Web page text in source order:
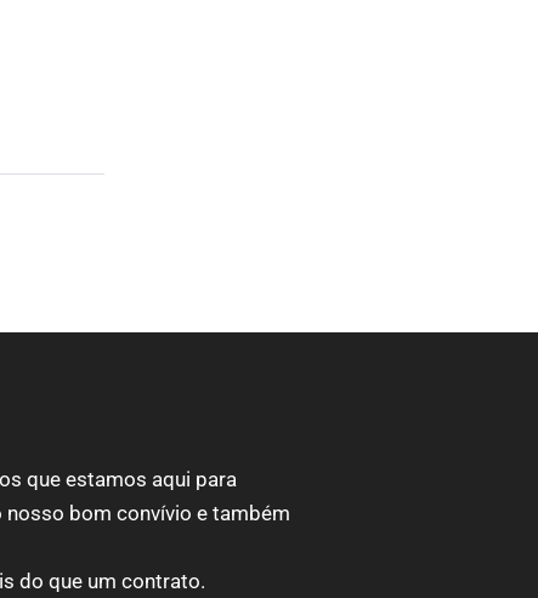
que estamos aqui para
bom convívio e também
do que um contrato.